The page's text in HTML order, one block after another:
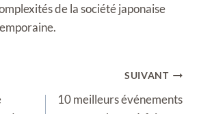
de la société japonaise
SUIVANT
10 meilleurs événements